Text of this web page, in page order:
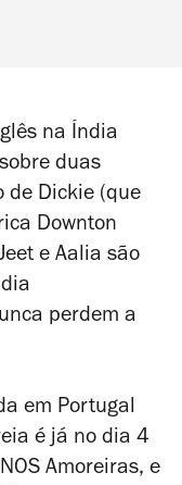
na Índia
duas
de Dickie (que
Downton
e Aalia são
perdem a
em Portugal
é já no dia 4
Amoreiras, e